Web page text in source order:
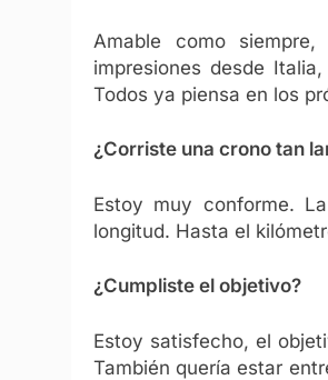
Amable como
impresiones desde
Todos ya piensa en los
¿Corriste una crono tan
Estoy muy conforme.
longitud. Hasta el
¿Cumpliste el objetivo?
Estoy satisfecho, el
También quería estar